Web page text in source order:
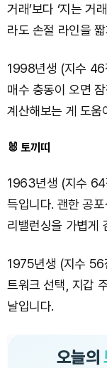
거래’보다 ‘지는 거
라도 손절 라인을
1998년생 (지수 46
매수 충동이 오면
계산해보는 게 도움
🐰 토끼띠
1963년생 (지수 64
득입니다. 괜한 공
리밸런싱을 가볍게
1975년생 (지수 56
트워크 선택, 지갑
날입니다.